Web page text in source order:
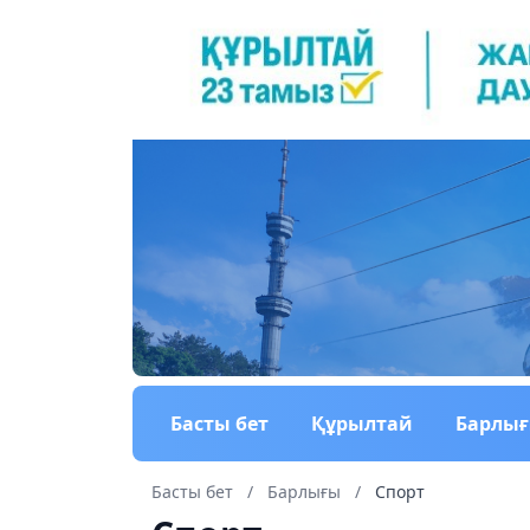
Басты бет Құрылтай
Басты бет / Барлығы / Спорт